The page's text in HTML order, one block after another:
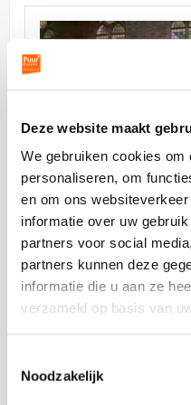
Deze website maakt
We gebruiken cookies
personaliseren, om
en om ons
informatie over uw
partners voor social
partners kunnen deze
informatie die u aan ze
verzameld op basis van
Noodzakelijk
Leeuwenbergh
Leeuwenbergh
Bekijk